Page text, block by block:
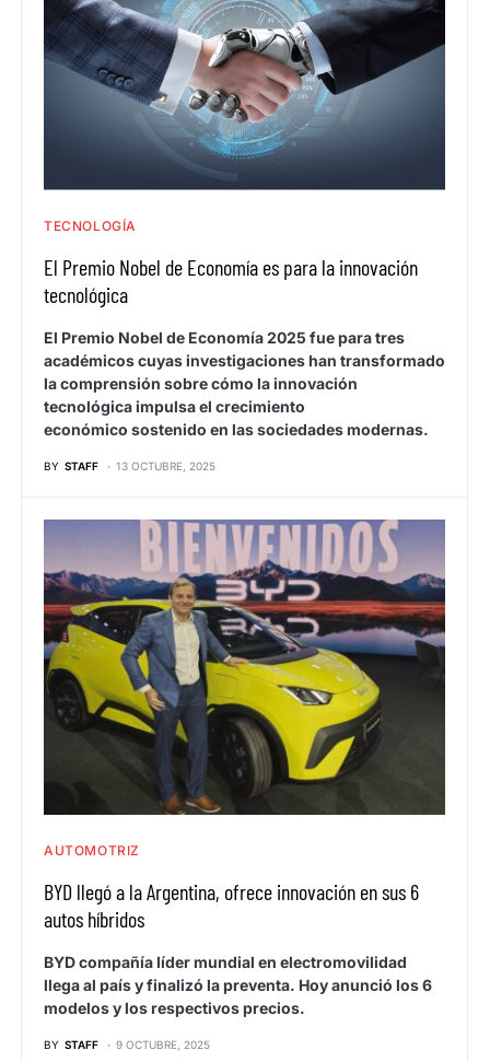
TECNOLOGÍA
El Premio Nobel de Economía es para la innovación
tecnológica
El Premio Nobel de Economía 2025 fue para tres
académicos cuyas investigaciones han transformado
la comprensión sobre cómo la innovación
tecnológica impulsa el crecimiento
económico sostenido en las sociedades modernas.
BY STAFF 13 OCTUBRE, 2025
AUTOMOTRIZ
BYD llegó a la Argentina, ofrece innovación en sus 6
autos híbridos
BYD compañía líder mundial en electromovilidad
llega al país y finalizó la preventa. Hoy anunció los 6
modelos y los respectivos precios.
BY STAFF 9 OCTUBRE, 2025